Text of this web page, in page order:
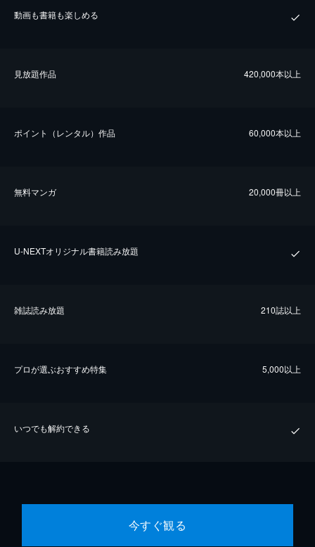
動画も書籍も楽しめる
⾒放題作品 420,000本以上
ポイント（レンタル）作品 60,000本以上
無料マンガ 20,000冊以上
U-NEXTオリジナル書籍読み放題
雑誌読み放題 210誌以上
プロが選ぶおすすめ特集 5,000以上
いつでも解約できる
今すぐ観る